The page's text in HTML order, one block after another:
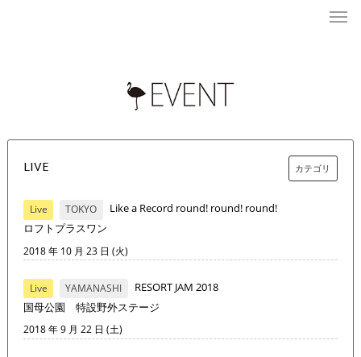
LIVE カテゴリ
Live TOKYO
Like a Record round! round! round!
ロフトプラスワン
2018 年 10 月 23 日 (火)
Live YAMANASHI
RESORT JAM 2018
国母公園 特設野外ステージ
2018 年 9 月 22 日 (土)